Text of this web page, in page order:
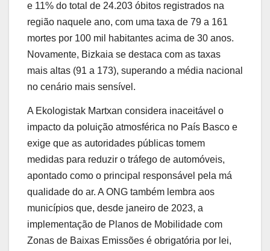
e 11% do total de 24.203 óbitos registrados na
região naquele ano, com uma taxa de 79 a 161
mortes por 100 mil habitantes acima de 30 anos.
Novamente, Bizkaia se destaca com as taxas
mais altas (91 a 173), superando a média nacional
no cenário mais sensível.
A Ekologistak Martxan considera inaceitável o
impacto da poluição atmosférica no País Basco e
exige que as autoridades públicas tomem
medidas para reduzir o tráfego de automóveis,
apontado como o principal responsável pela má
qualidade do ar. A ONG também lembra aos
municípios que, desde janeiro de 2023, a
implementação de Planos de Mobilidade com
Zonas de Baixas Emissões é obrigatória por lei,